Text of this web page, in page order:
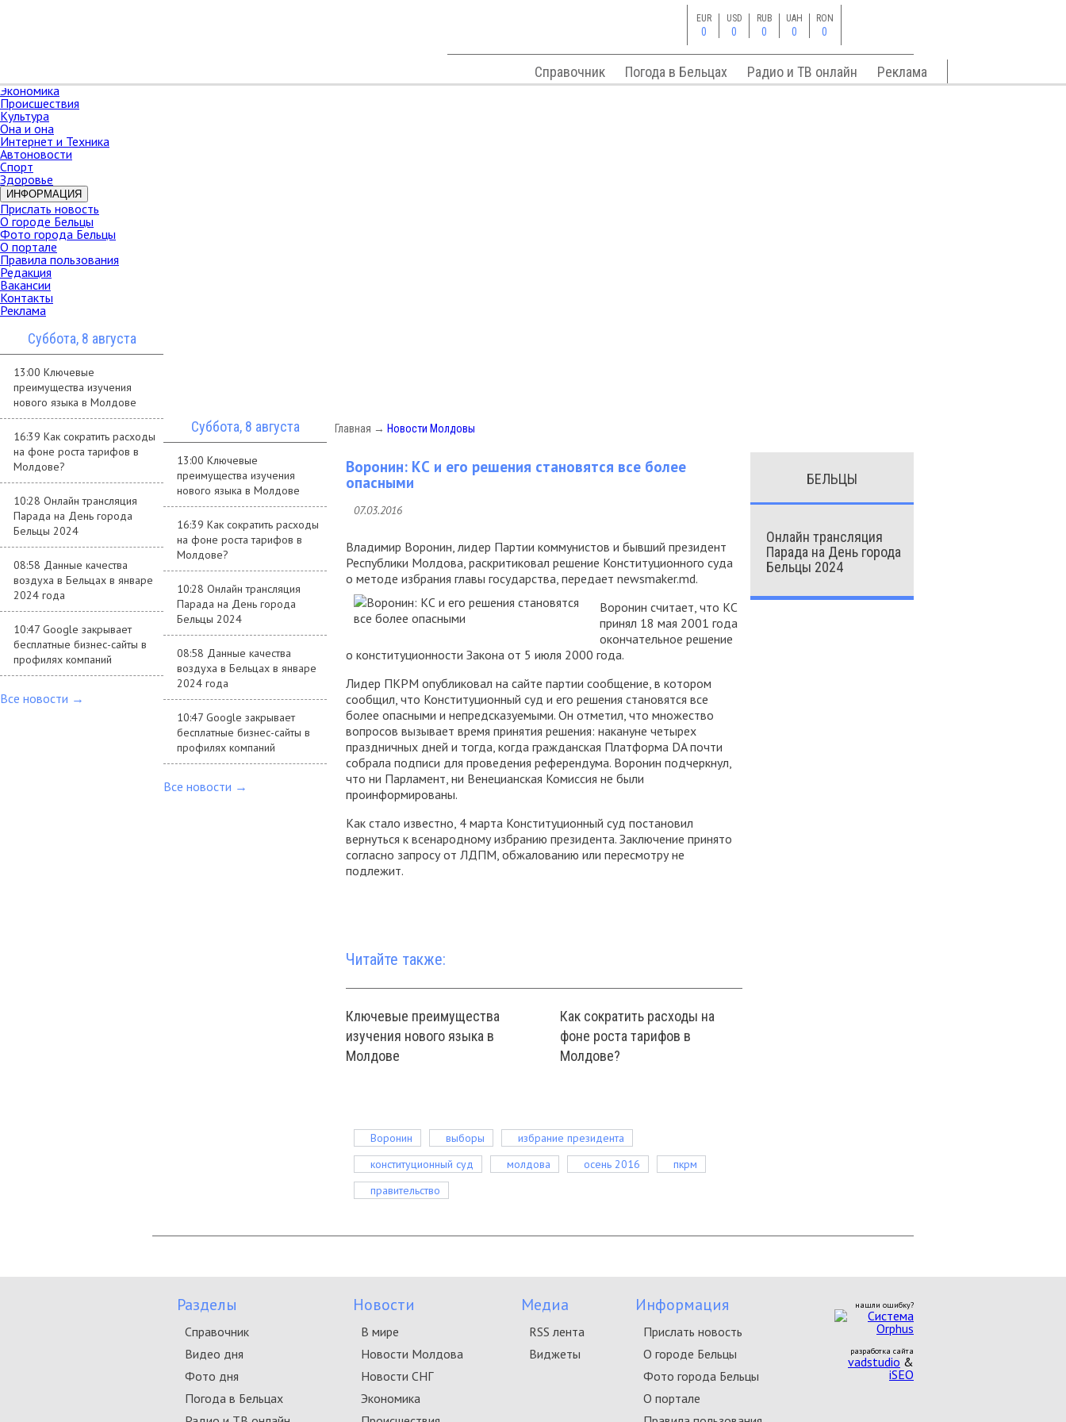
EUR
0
USD
0
RUB
0
UAH
0
RON
0
Справочник Погода в Бельцах Радио и ТВ онлайн Реклама
Экономика
Происшествия
Культура
Она и она
Интернет и Техника
Автоновости
Спорт
Здоровье
ИНФОРМАЦИЯ
Прислать новость
О городе Бельцы
Фото города Бельцы
О портале
Правила пользования
Редакция
Вакансии
Контакты
Реклама
Суббота, 8 августа
13:00 Ключевые
преимущества изучения
нового языка в Молдове
16:39 Как сократить расходы
на фоне роста тарифов в
Молдове?
10:28 Онлайн трансляция
Парада на День города
Бельцы 2024
08:58 Данные качества
воздуха в Бельцах в январе
2024 года
10:47 Google закрывает
бесплатные бизнес-сайты в
профилях компаний
Все новости →
Суббота, 8 августа
13:00 Ключевые
преимущества изучения
нового языка в Молдове
16:39 Как сократить расходы
на фоне роста тарифов в
Молдове?
10:28 Онлайн трансляция
Парада на День города
Бельцы 2024
08:58 Данные качества
воздуха в Бельцах в январе
2024 года
10:47 Google закрывает
бесплатные бизнес-сайты в
профилях компаний
Все новости →
Главная → Новости Молдовы
Воронин: КС и его решения становятся все более
опасными
07.03.2016
Владимир Воронин, лидер Партии коммунистов и бывший президент
Республики Молдова, раскритиковал решение Конституционного суда
о методе избрания главы государства, передает newsmaker.md.
Воронин считает, что КС
принял 18 мая 2001 года
окончательное решение
о конституционности Закона от 5 июля 2000 года.
Лидер ПКРМ опубликовал на сайте партии сообщение, в котором
сообщил, что Конституционный суд и его решения становятся все
более опасными и непредсказуемыми. Он отметил, что множество
вопросов вызывает время принятия решения: накануне четырех
праздничных дней и тогда, когда гражданская Платформа DA почти
собрала подписи для проведения референдума. Воронин подчеркнул,
что ни Парламент, ни Венецианская Комиссия не были
проинформированы.
Как стало известно, 4 марта Конституционный суд постановил
вернуться к всенародному избранию президента. Заключение принято
согласно запросу от ЛДПМ, обжалованию или пересмотру не
подлежит.
Читайте также:
Ключевые преимущества
изучения нового языка в
Молдове
Как сократить расходы на
фоне роста тарифов в
Молдове?
Воронин выборы
избрание президента
конституционный суд
молдова осень 2016
пкрм
правительство
БЕЛЬЦЫ
Онлайн трансляция
Парада на День города
Бельцы 2024
Разделы
Справочник
Видео дня
Фото дня
Погода в Бельцах
Новости
В мире
Новости Молдова
Новости СНГ
Экономика
Медиа
RSS лента
Виджеты
Информация
Прислать новость
О городе Бельцы
Фото города Бельцы
О портале
нашли ошибку?
разработка сайта
vadstudio &
iSEO